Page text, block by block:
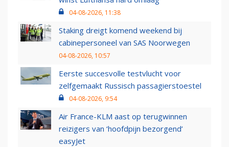
04-08-2026, 11:38
Staking dreigt komend weekend bij
cabinepersoneel van SAS Noorwegen
04-08-2026, 10:57
Eerste succesvolle testvlucht voor
zelfgemaakt Russisch passagierstoestel
04-08-2026, 9:54
Air France-KLM aast op terugwinnen
reizigers van ‘hoofdpijn bezorgend’
easyJet